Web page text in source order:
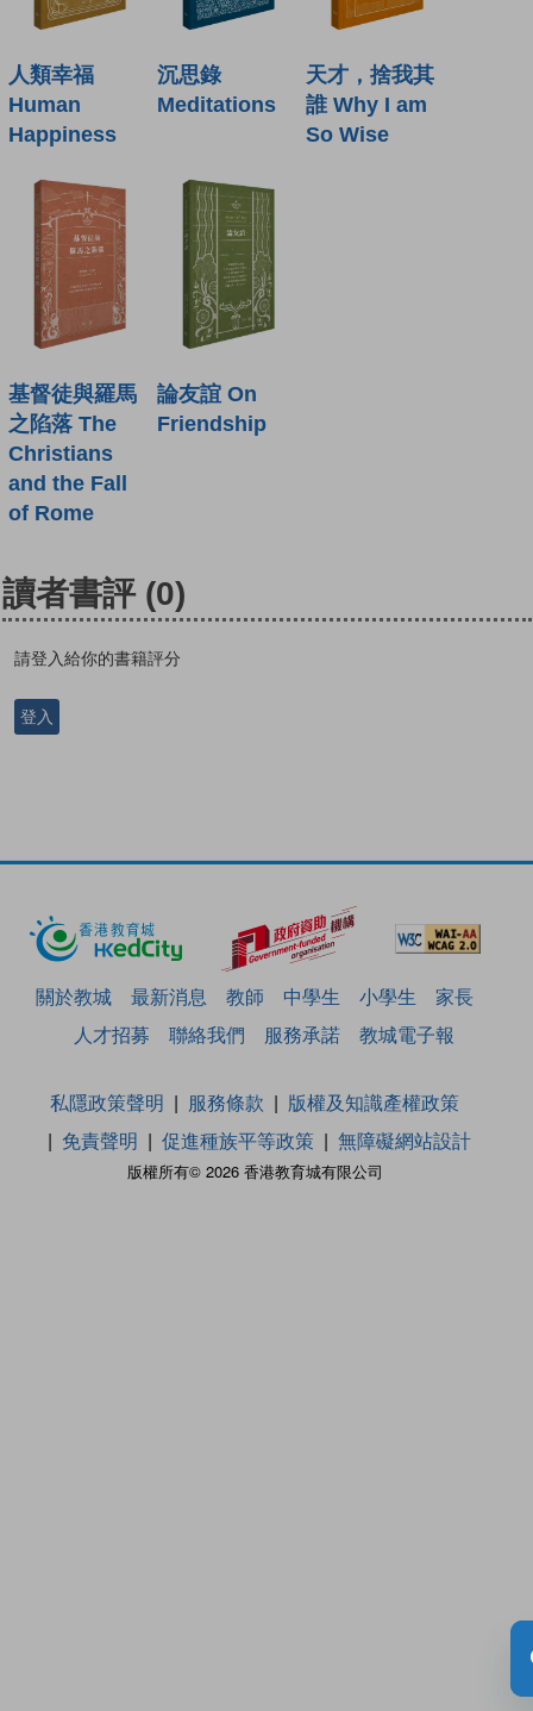
人類幸福
Human
Happiness
沉思錄
Meditations
天才，捨我其
誰 Why I am
So Wise
基督徒與羅馬
之陷落 The
Christians
and the Fall
of Rome
論友誼 On
Friendship
讀者書評 (0)
請登入給你的書籍評分
登入
關於教城 最新消息 教師 中學生 小學生
家長
人才招募
聯絡我們 服務承諾 教城電子報
版權所有© 2026 香港教育城有限公司
私隱政策聲明 服務條款
版權及知識產權政策
免責聲明
促進種族平等政策 無障礙網站設計